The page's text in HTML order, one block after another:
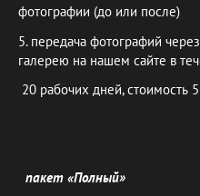
фотографии (до или после)
5. передача фотографий
галерею на нашем сайте в
20 рабочих дней, стоимость
пакет «Полный»